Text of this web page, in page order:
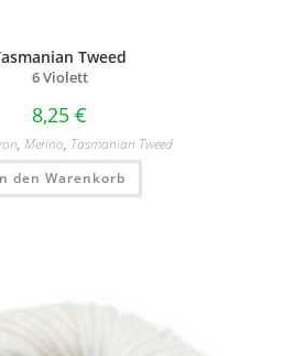
Tweed
6 Violett
8,25 €
, Merino, Tasmanian Tweed
den Warenkorb